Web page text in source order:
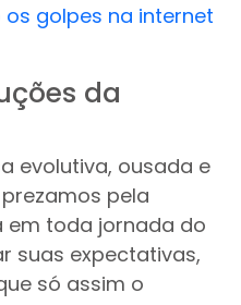
os golpes na internet
da
evolutiva, ousada e
pela
em toda jornada do
suas expectativas,
só assim o